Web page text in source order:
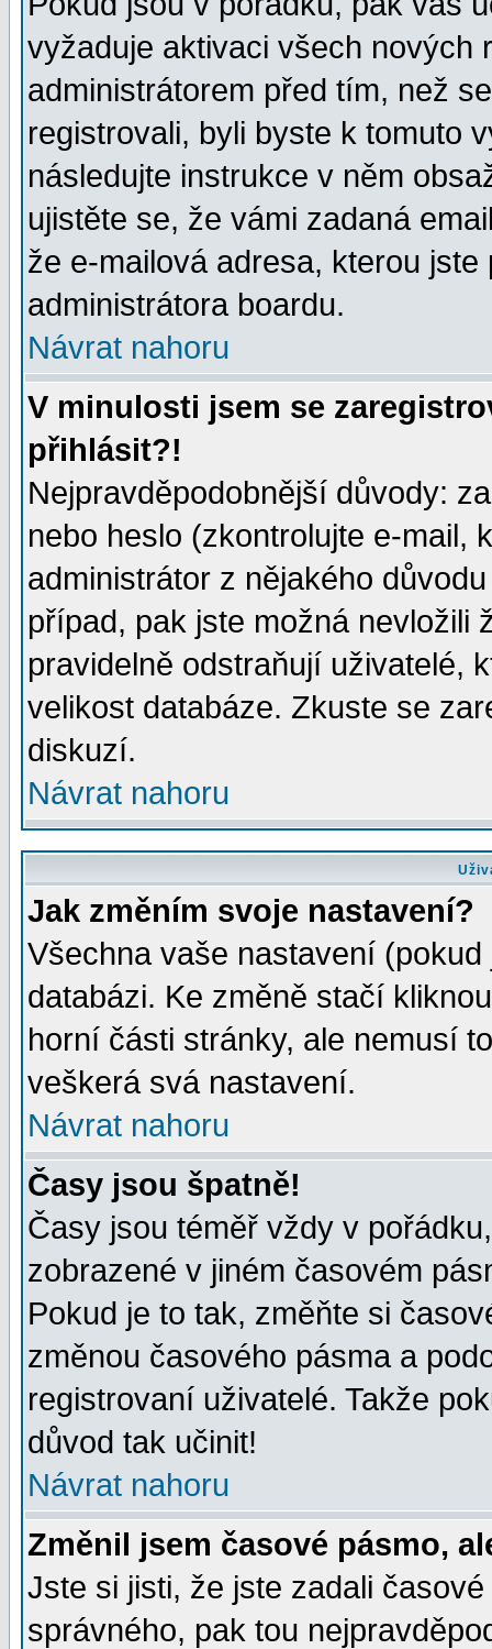
vyžaduje aktivaci všech nových
administrátorem před tím, než
registrovali, byli byste k tomuto
následujte instrukce v něm
ujistěte se, že vámi zadaná
že e-mailová adresa, kterou
administrátora boardu.
Návrat nahoru
V minulosti jsem se
přihlásit?!
Nejpravděpodobnější důvody:
nebo heslo (zkontrolujte e-mail,
administrátor z nějakého
případ, pak jste možná nevložili
pravidelně odstraňují uživatelé,
velikost databáze. Zkuste se
diskuzí.
Návrat nahoru
Jak změním svoje nastavení?
Všechna vaše nastavení
databázi. Ke změně stačí
horní části stránky, ale nemusí
veškerá svá nastavení.
Návrat nahoru
Časy jsou špatně!
Časy jsou téměř vždy v
zobrazené v jiném časovém
Pokud je to tak, změňte si
změnou časového pásma a
registrovaní uživatelé. Takže
důvod tak učinit!
Návrat nahoru
Změnil jsem časové pásmo,
Jste si jisti, že jste zadali
správného, pak tou